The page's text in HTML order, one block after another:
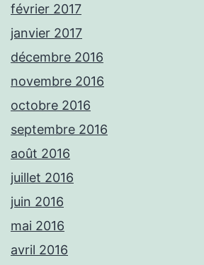
février 2017
janvier 2017
décembre 2016
novembre 2016
octobre 2016
septembre 2016
août 2016
juillet 2016
juin 2016
mai 2016
avril 2016